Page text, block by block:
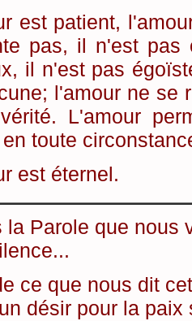
est patient,
pas, il n'est pas
il n'est pas
l'amour ne se
L'amour
toute
est éternel.
la Parole que nous
ce que nous dit
désir pour la paix